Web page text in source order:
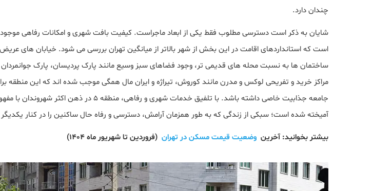
چندان دارد.
است که استانداردهای اقامت در این بخش از شهر بالاتر از میانگین تهران بررسی می‌ شود. خیابان‌ های
ساختمان ها به نسبت محله های قدیمی ‌تر، وجود فضاهای سبز وسیع مانند پارک پردیسان، پارک
مراکز خرید و تفریحی لوکس و مدرن مانند کوروش، تیراژه و ایران مال همگی موجب شده‌ اند که این منطقه
جامعه جذابیت خاصی داشته باشد. با تلفیق خدمات شهری و رفاهی،
آمیخته شده است؛ سبکی از زندگی که به طور همزمان آرامش، دسترسی و رفاه حال ساکنین را در کنار یکدیگر
بیشتر بخوانید: آخرین وضعیت قیمت مسکن در تهران (فروردین تا شهریور ماه 1404)